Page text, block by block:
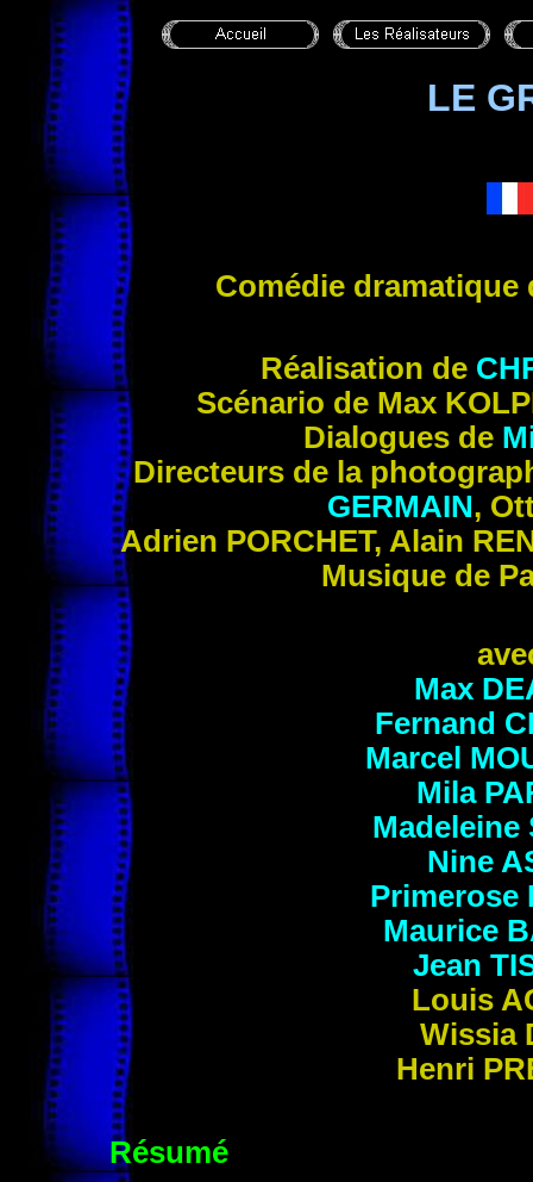
LE
Comédie dramatique
Réalisation de
Scénario de Max
Dialogues de
Directeurs de la
GERMAIN,
Adrien PORCHET, Alain
Musique de
Max
Fernand
Marcel
Mila
Madeleine
Nine
Primerose
Maurice
Jean
Louis
Wissia
Henri
Résumé